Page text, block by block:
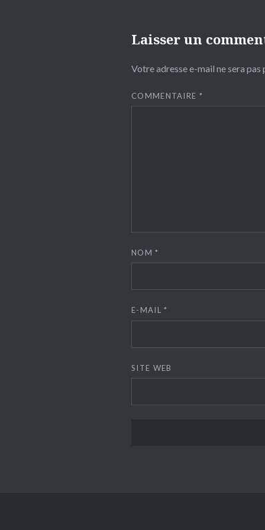
Laisser un
Votre adresse e-mail ne sera pas
COMMENTAIRE *
NOM*
E-MAIL*
SITE WEB